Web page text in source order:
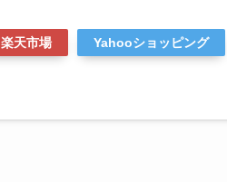
楽天市場 Yahooショッピング